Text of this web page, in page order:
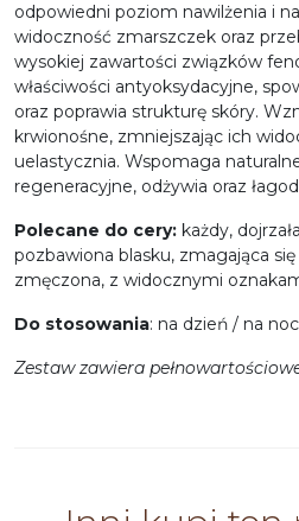
odpowiedni poziom nawilżenia i
widoczność zmarszczek oraz
wysokiej zawartości związków
właściwości antyoksydacyjne,
oraz poprawia strukturę skóry.
krwionośne, zmniejszając ich
uelastycznia. Wspomaga
regeneracyjne, odżywia oraz
Polecane do cery: każdy,
pozbawiona blasku, zmagająca
zmęczona, z widocznymi
Do stosowania: na dzień / na noc
Zestaw zawiera